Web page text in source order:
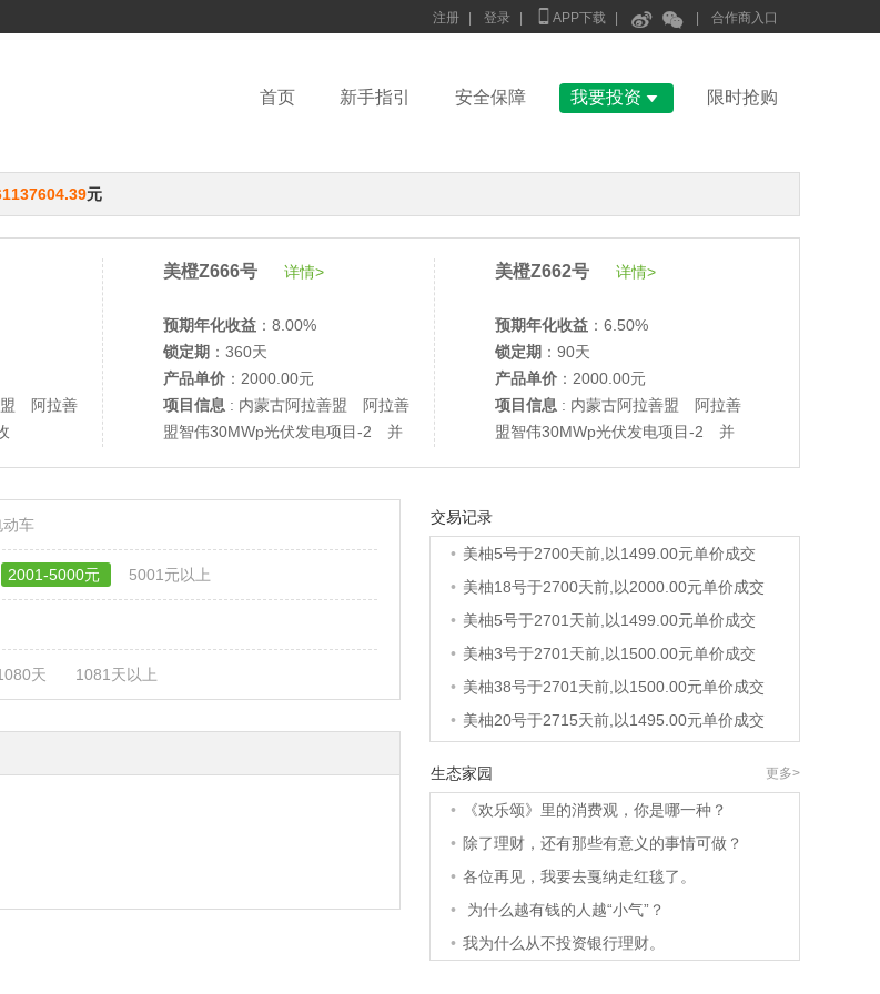
注册 登录  APP下载   合作商入口
首页 新手指引 安全保障 我要投资  限时抢购
元
盟 阿拉善
美橙Z666号 详情>
预期年化收益 ：8.00%
锁定期 ：360天
产品单价 ：2000.00元
项目信息 : 内蒙古阿拉善盟 阿拉善
盟智伟30MWp光伏发电项目-2 并
美橙Z662号 详情>
预期年化收益 ：6.50%
锁定期 ：90天
产品单价 ：2000.00元
项目信息 : 内蒙古阿拉善盟 阿拉善
盟智伟30MWp光伏发电项目-2 并
动车
2001-5000元 5001元以上
天 1081天以上
交易记录
美柚27号于2686天前,以1995.00元单价成交
美柚6号于2688天前,以1200.00元单价成交
美柚40号于2688天前,以1200.00元单价成交
美柚36号于2689天前,以1200.00元单价成交
• 美柚8号于2697天前,以1495.00元单价成交
• 美柚5号于2700天前,以1499.00元单价成交
• 美柚18号于2700天前,以2000.00元单价成交
• 美柚5号于2701天前,以1499.00元单价成交
• 美柚3号于2701天前,以1500.00元单价成交
• 美柚38号于2701天前,以1500.00元单价成交
• 美柚20号于2715天前,以1495.00元单价成交
•
美柚10号于2718天前,以2000.00元单价成交
美柚8号于2720天前,以1490.00元单价成交
美柚5号于2724天前,以1498.00元单价成交
美柚5号于2725天前,以1465.00元单价成交
美柚9号于2725天前,以1910.00元单价成交
美柚20号于2727天前,以1495.00元单价成交
生态家园 更多>
•
《欢乐颂》里的消费观，你是哪一种？
• 除了理财，还有那些有意义的事情可做？
• 各位再见，我要去戛纳走红毯了。
•
为什么越有钱的人越“小气”？
• 我为什么从不投资银行理财。